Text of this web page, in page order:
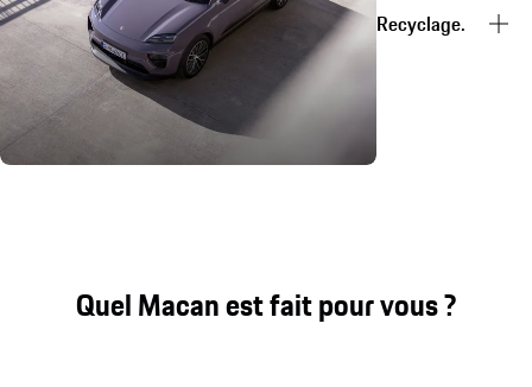
Recyclage.
Quel Macan est fait pour vous ?